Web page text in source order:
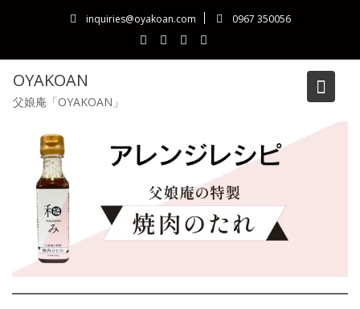
inquiries@oyakoan.com 0967 350056
OYAKOAN
父娘庵「OYAKOAN」
焼肉のたれのアレンジレシ
ピ